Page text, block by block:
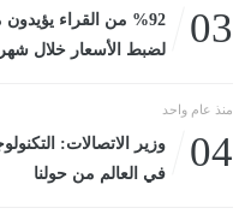
03
%92 من القراء
لضبط الأسعار خلال
منذ عام واحد
04
وزير الاتصالات:
في العالم من حولنا